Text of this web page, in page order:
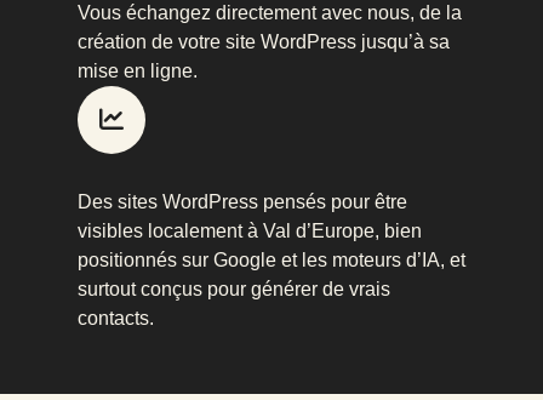
Vous échangez directement avec nous, de la
création de votre site WordPress jusqu’à sa
mise en ligne.
Des sites WordPress pensés pour être
visibles localement à Val d’Europe, bien
positionnés sur Google et les moteurs d’IA, et
surtout conçus pour générer de vrais
contacts.